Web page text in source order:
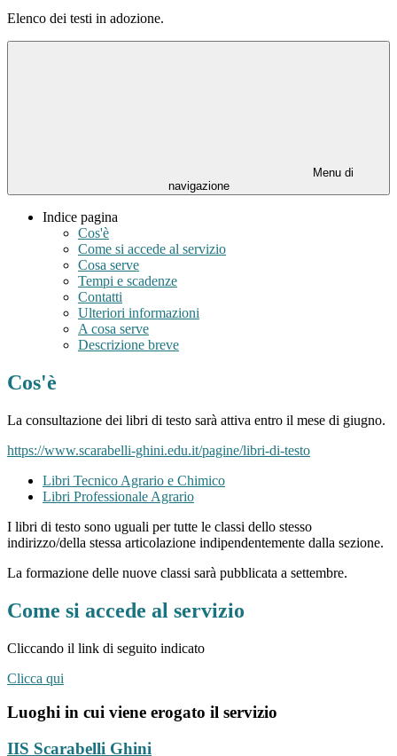
Elenco dei testi in adozione.
Menu di
navigazione
Indice pagina
Cos'è
Come si accede al servizio
Cosa serve
Tempi e scadenze
Contatti
Ulteriori informazioni
A cosa serve
Descrizione breve
Cos'è
La consultazione dei libri di testo sarà attiva entro il mese di giugno.
https://www.scarabelli-ghini.edu.it/pagine/libri-di-testo
Libri Tecnico Agrario e Chimico
Libri Professionale Agrario
I libri di testo sono uguali per tutte le classi dello stesso
indirizzo/della stessa articolazione indipendentemente dalla sezione.
La formazione delle nuove classi sarà pubblicata a settembre.
Come si accede al servizio
Cliccando il link di seguito indicato
Clicca qui
Luoghi in cui viene erogato il servizio
IIS Scarabelli Ghini